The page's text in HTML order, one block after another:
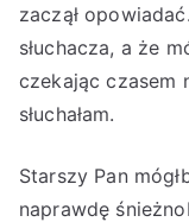
zaczął
słuchacza, a że
czekając czasem
słuchałam.
Starszy Pan
naprawdę